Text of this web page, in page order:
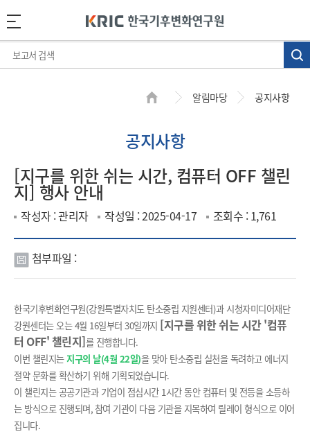
알림마당 공지사항
공지사항
[지구를 위한 쉬는 시간, 컴퓨터 OFF 챌린
지] 행사 안내
작성자 : 관리자 작성일 : 2025-04-17 조회수 : 1,761
첨
파
일
첨부파일 :
한국기후변화연구원(강원특별자치도 탄소중립 지원센터)과 시청자미디어재단
강원센터는 오는4월 16일부터 30일까지 [지구를 위한 쉬는 시간 '컴퓨
터 OFF' 챌린지]를 진행합니다.
이번 챌린지는지구의 날(4월 22일)을 맞아 탄소중립 실천을 독려하고 에너지
절약 문화를 확산하기 위해 기획되었습니다.
이 챌린지는 공공기관과 기업이 점심시간 1시간 동안 컴퓨터 및 전등을 소등하
는 방식으로 진행되며, 참여 기관이 다음 기관을 지목하여 릴레이 형식으로 이어
집니다.